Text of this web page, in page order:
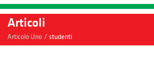
Articoli
Articolo Uno / studenti